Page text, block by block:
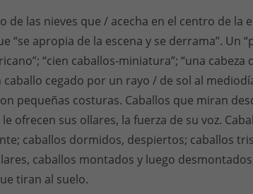
de las nieves que / acecha en el centro de la
“se apropia de la escena y se derrama”. Un
“cien caballos-miniatura”; “una cabeza
caballo cegado por un rayo / de sol al
pequeñas costuras. Caballos que miran
ofrecen sus ollares, la fuerza de su voz.
caballos dormidos, despiertos; caballos
caballos montados y luego
tiran al suelo.